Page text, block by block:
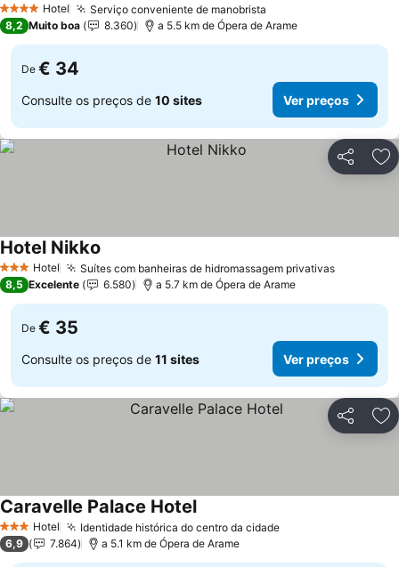
4 EstrelasHotel Serviço conveniente de manobrista
8,2 Muito boa 8.360 a 5.5 km de Ópera de Arame
De € 34
Consulte os preços de 10 sites Ver preços
Partilhar
3 EstrelasHotel Suítes com banheiras de hidromassagem privativas
Hotel Nikko
8,5 Excelente 6.580 a 5.7 km de Ópera de Arame
De € 35
Consulte os preços de 11 sites Ver preços
Partilhar
3 EstrelasHotel Identidade histórica do centro da cidade
Caravelle Palace Hotel
6,9 7.864 a 5.1 km de Ópera de Arame